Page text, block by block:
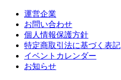
運営企業
お問い合わせ
個人情報保護方針
特定商取引法に基づく表記
イベントカレンダー
お知らせ